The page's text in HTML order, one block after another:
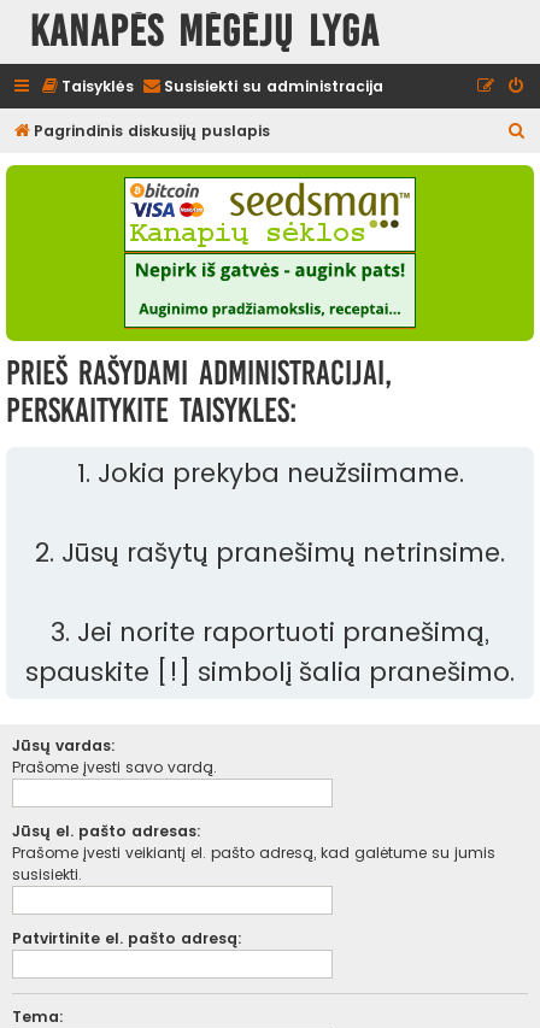
Kanapės mėgėjų lyga
Taisyklės Susisiekti su administracija
Pagrindinis diskusijų puslapis
e
Prieš rašydami administracijai,
perskaitykite taisykles:
1. Jokia prekyba neužsiimame.
2. Jūsų rašytų pranešimų netrinsime.
3. Jei norite raportuoti pranešimą,
spauskite [!] simbolį šalia pranešimo.
Jūsų vardas:
Prašome įvesti savo vardą.
Jūsų el. pašto adresas:
Prašome įvesti veikiantį el. pašto adresą, kad galėtume su jumis
susisiekti.
Patvirtinite el. pašto adresą:
Tema: